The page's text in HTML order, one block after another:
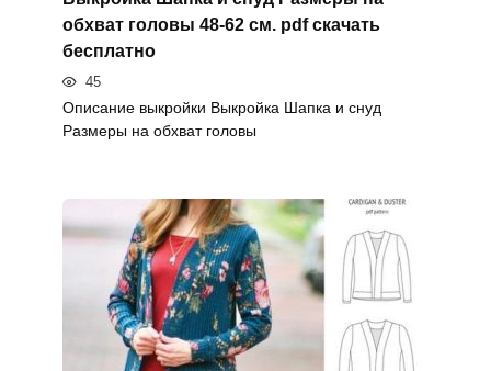
обхват головы 48-62 см. pdf скачать
бесплатно
45
Описание выкройки Выкройка Шапка и снуд
Размеры на обхват головы